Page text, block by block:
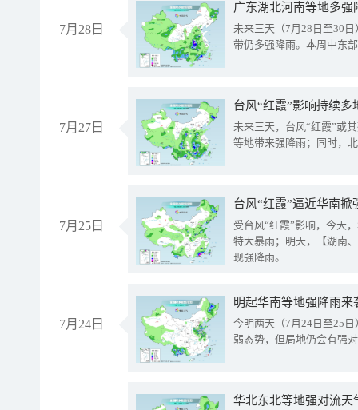
7月28日
广东湖北河南等地多
未来三天（7月28日至30
带仍多强降雨。本周中东
7月27日
台风“红霞”影响持续
未来三天，台风“红霞”或
等地带来强降雨；同时，
7月25日
台风“红霞”逼近华南
受台风“红霞”影响，今天
特大暴雨；明天，【湖南
现强降雨。
7月24日
明起华南等地强降雨
今明两天（7月24日至25
弱态势，但局地仍会有强
华北东北等地强对流天